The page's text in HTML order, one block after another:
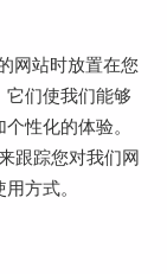
网站时放置在您
它们使我们能够
性化的体验。
跟踪您对我们网
方式。